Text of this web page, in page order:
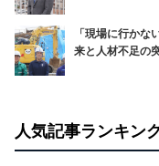
「現場に行かない建設」が始
来と人材不足の
人気記事ランキン